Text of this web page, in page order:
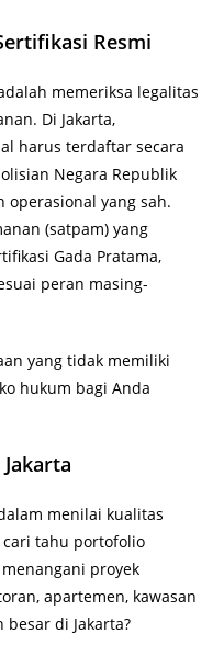
Resmi
memeriksa legalitas
Di Jakarta,
harus terdaftar secara
Negara Republik
operasional yang sah.
(satpam) yang
Gada Pratama,
peran masing-
yang tidak memiliki
hukum bagi Anda
menilai kualitas
cari tahu portofolio
proyek
apartemen, kawasan
di Jakarta?